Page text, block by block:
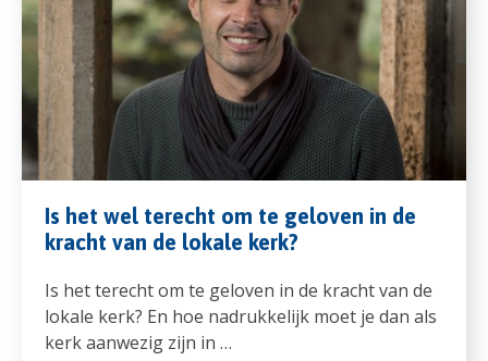
Is het wel terecht om te geloven in de
kracht van de lokale kerk?
Is het terecht om te geloven in de kracht van de
lokale kerk? En hoe nadrukkelijk moet je dan als
kerk aanwezig zijn in …